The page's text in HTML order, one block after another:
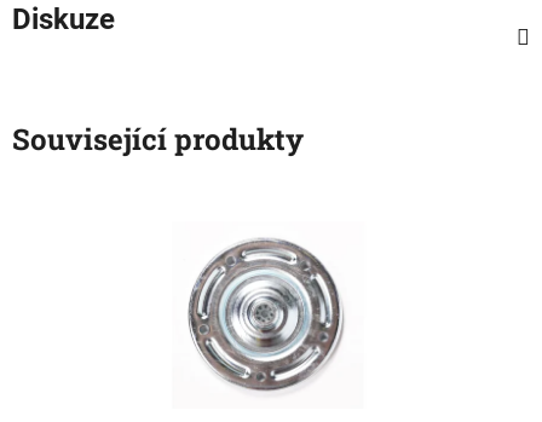
Diskuze
Související produkty